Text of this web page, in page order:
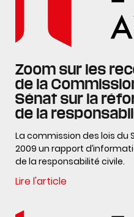
Zoom sur les
de la
Sénat sur la
de la
La commission des lois du
2009 un rapport
de la responsabilité civile.
Lire l'article